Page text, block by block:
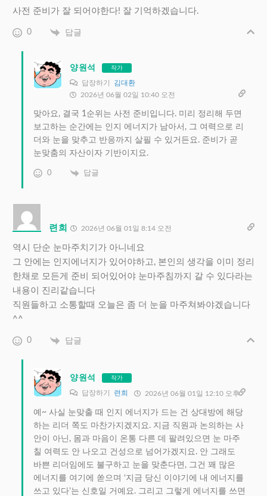
사전 준비가 잘 되어야한다! 잘 기억하겠습니다.
0 답글
양원석 작가
답장하기 김대환
2026년 06월 02일 10:40 오전
맞아요, 결국 1순위는 사전 준비입니다. 미리 정리해 두면
보고하는 순간에는 인지 에너지가 남아서, 그 여력으로 리
더와 눈을 맞추고 반응까지 살필 수 있거든요. 준비가 곧
눈맞춤의 자산이자 기반이지요.
0 답글
련희 2026년 06월 01일 8:14 오전
역시 단순 눈마주치기가 아니네요
그 안에는 인지에너지가 있어야하고, 본인의 생각을 이미 정리
한채로 모든게 준비 되어있어야 눈마주침까지 갈 수 있다라는
내용이 진리같습니다
직원들하고 소통할때 오늘은 좀 더 눈을 마주쳐봐야겠습니다
^^
0 답글
양원석 작가
답장하기 련희 2026년 06월 01일 12:10 오후
예~ 사실 눈맞출 때 인지 에너지가 드는 건 상대방에 해당
하는 리더 쪽도 마찬가지겠지요. 지금 직원과 논의하는 사
안이 아닌, 몸과 마음이 온통 다른 데 팔려있으면 눈 마주
칠 여력도 안 나오고 건성으로 넘어가겠지요. 안 그래도
바쁜 리더임에도 불구하고 눈을 맞춘다면, 그건 꽤 많은
에너지를 여기에 쏟으며 ‘지금 당신 이야기에 내 에너지를
쓰고 있다’는 신호일 거예요. 그리고 그렇게 에너지를 쓰면